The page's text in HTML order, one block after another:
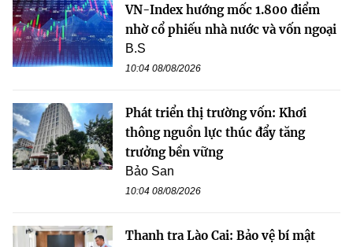
VN-Index hướng mốc 1.800 điểm
nhờ cổ phiếu nhà nước và vốn ngoại
B.S
10:04 08/08/2026
Phát triển thị trường vốn: Khơi
thông nguồn lực thúc đẩy tăng
trưởng bền vững
Bảo San
10:04 08/08/2026
Thanh tra Lào Cai: Bảo vệ bí mật